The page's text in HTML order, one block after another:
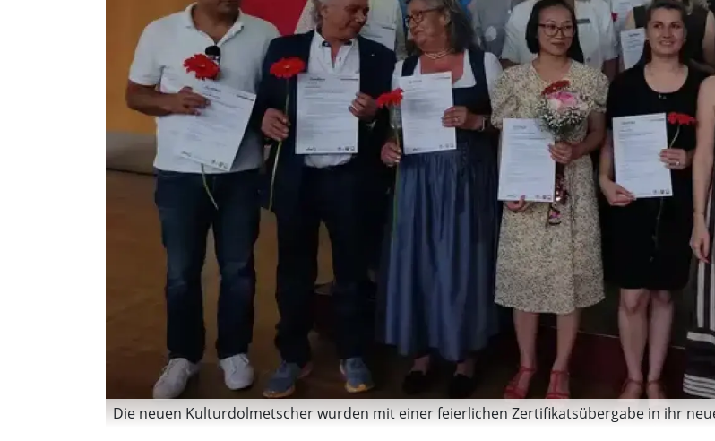
Die neuen Kulturdolmetscher wurden mit einer feierlichen Zertifikatsübergabe in ihr